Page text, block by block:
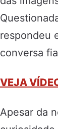
respondeu
conversa
VEJA
Apesar da